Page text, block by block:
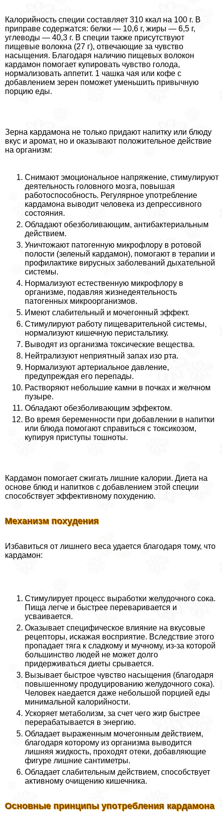
Калорийность специи составляет 310 ккал на 100 г. В
приправе содержатся: белки — 10,6 г, жиры — 6,5 г,
углеводы — 40,3 г. В специи также присутствуют
пищевые волокна (27 г), отвечающие за чувство
насыщения. Благодаря наличию пищевых волокон
кардамон помогает купировать чувство голода,
нормализовать аппетит. 1 чашка чая или кофе с
добавлением зерен поможет уменьшить привычную
порцию еды.
Зерна кардамона не только придают напитку или блюду
вкус и аромат, но и оказывают положительное действие
на организм:
Снимают эмоциональное напряжение, стимулируют
деятельность головного мозга, повышая
работоспособность. Регулярное употрeбление
кардамона выводит человека из депрессивного
состояния.
Обладают обезболивающим, антибактериальным
действием.
Уничтожают патогенную микрофлору в ротовой
полости (зеленый кардамон), помогают в терапии и
профилактике вирусных заболеваний дыхательной
системы.
Нормализуют естественную микрофлору в
организме, подавляя жизнедеятельность
патогенных микроорганизмов.
Имеют слабительный и мочегонный эффект.
Стимулируют работу пищеварительной системы,
нормализуют кишечную перистальтику.
Выводят из организма токсические вещества.
Нейтрализуют неприятный запах изо рта.
Нормализуют артериальное давление,
предупреждая его перепады.
Растворяют небольшие камни в почках и желчном
пузыре.
Обладают обезболивающим эффектом.
Во время беременности при добавлении в напитки
или блюда помогают справиться с токсикозом,
купируя приступы тошноты.
Кардамон помогает сжигать лишние калории. Диета на
основе блюд и напитков с добавлением этой специи
способствует эффективному похудению.
Механизм похудения
Избавиться от лишнего веса удается благодаря тому, что
кардамон:
Стимулирует процесс выработки желудочного сока.
Пища легче и быстрее переваривается и
усваивается.
Оказывает специфическое влияние на вкусовые
рецепторы, искажая восприятие. Вследствие этого
пропадает тяга к сладкому и мучному, из-за которой
большинство людей не может долго
придерживаться диеты срывается.
Вызывает быстрое чувство насыщения (благодаря
повышенному продуцированию желудочного сока).
Человек наедается даже небольшой порцией еды
минимальной калорийности.
Ускоряет метаболизм, за счет чего жир быстрее
переpaбатывается в энергию.
Обладает выраженным мочегонным действием,
благодаря которому из организма выводится
лишняя жидкость, проходят отеки, добавляющие
фигуре лишние сантиметры.
Обладает слабительным действием, способствует
активному очищению кишечника.
Основные принципы употрeбления кардамона